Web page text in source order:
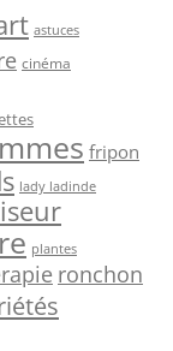
astuces
cinéma
fripon
lady ladinde
plantes
ronchon